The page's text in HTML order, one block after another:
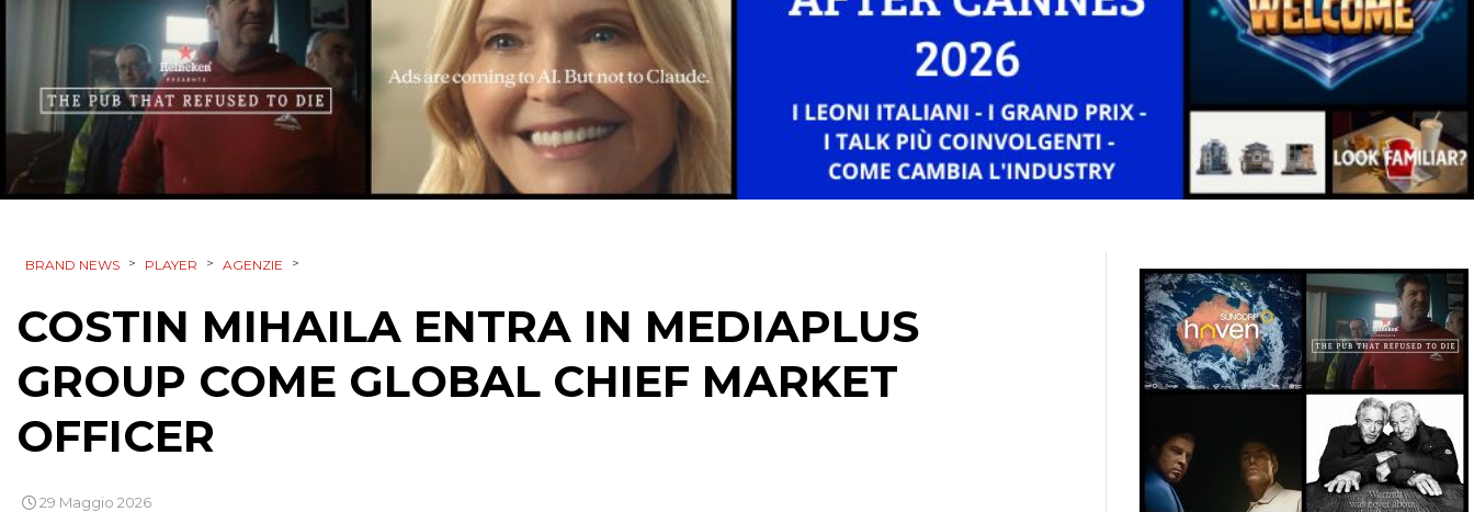
STRATEGIE
CINEMA
RADIO / AUDIO
TV
BRAND NEWS > PLAYER > AGENZIE >
COSTIN MIHAILA ENTRA IN MEDIAPLUS
GROUP COME GLOBAL CHIEF MARKET
OFFICER
29 Maggio 2026